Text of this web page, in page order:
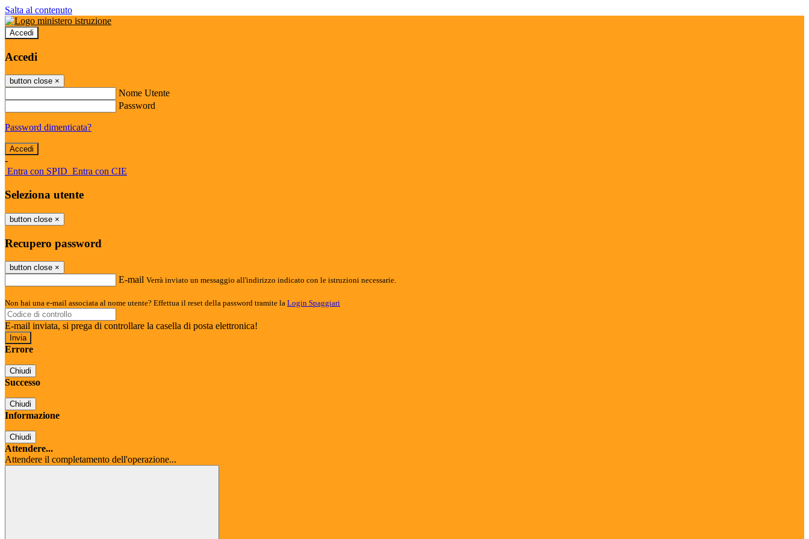
Salta al contenuto
Accedi
Accedi
button close ×
Nome Utente
Password
Password dimenticata?
-
Entra con SPID Entra con CIE
Seleziona utente
button close ×
Recupero password
button close ×
E-mail Verrà inviato un messaggio all'indirizzo indicato con le istruzioni necessarie.
Non hai una e-mail associata al nome utente? Effettua il reset della password tramite la Login Spaggiari
E-mail inviata, si prega di controllare la casella di posta elettronica!
Errore
Chiudi
Successo
Chiudi
Informazione
Chiudi
Attendere...
Attendere il completamento dell'operazione...